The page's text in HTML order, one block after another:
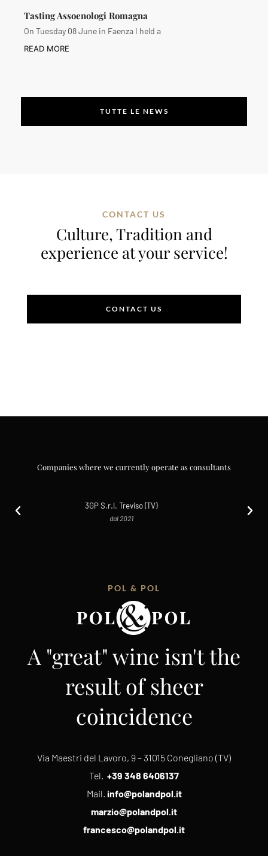
Tasting Assoenologi Romagna
On Tuesday 08 June in Faenza I held a
READ MORE
TUTTE LE NEWS
CONTACT US
Culture, Tradition and
experience at your service!
CONTACT US
Companies where we currently operate as consultants
Società Agricola Agribel S.S. Lanuvio ( Roma)
dal 2020
POL & POL
A "great" wine isn't the
result of sheer
coincidence
Via Maestri del Lavoro, 9 – 31015 Conegliano (TV)
Tel. +39 348 6406137
Mail. info@polandpol.it
marzio@polandpol.it
francesco@polandpol.it